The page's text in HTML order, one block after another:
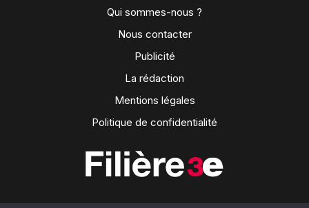
Qui sommes-nous ?
Nous contacter
Publicité
La rédaction
Mentions légales
Politique de confidentialité